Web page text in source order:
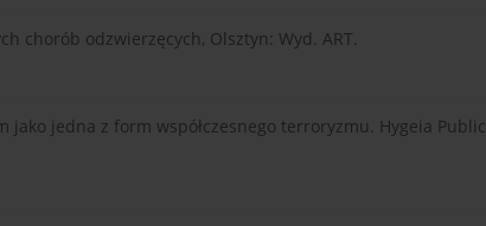
chorób odzwierzęcych, Olsztyn: Wyd. ART.
jako jedna z form współczesnego terroryzmu. Hygeia Public